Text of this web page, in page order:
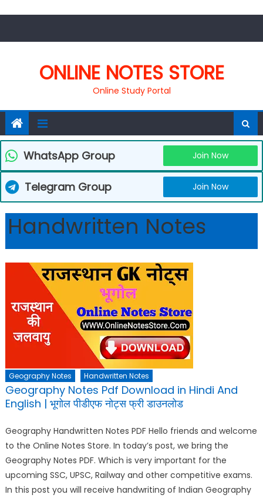
ONLINE NOTES STORE
Online Study Portal
WhatsApp Group Join Now
Telegram Group Join Now
Handwritten Notes
Geography Notes Handwritten Notes
Geography Notes Pdf Download in Hindi And
English | भूगोल पीडीएफ नोट्स फ्री डाउनलोड
Geography Handwritten Notes PDF Hello friends and welcome
to the Online Notes Store. In today’s post, we bring the
Geography Notes PDF. Which is very important for the
upcoming SSC, UPSC, Railway and other competitive exams.
In this post you will receive handwriting of Indian Geography